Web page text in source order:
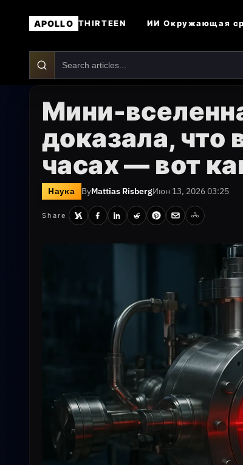
APOLLO THIRTEEN ИИ Окружающая
Мини-
доказала, что
часах — вот
Наука ByMattias RisbergИюн 13, 2026 03:25
Share